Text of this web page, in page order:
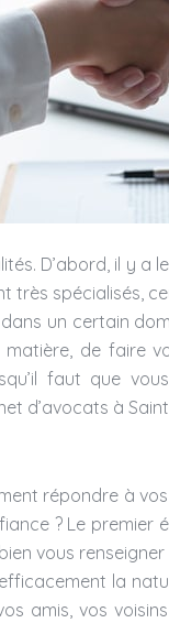
D’abord, il y
spécialisés,
un certain
matière, de faire
faut que
d’avocats à
répondre à vos
? Le
vous
la
amis, vos